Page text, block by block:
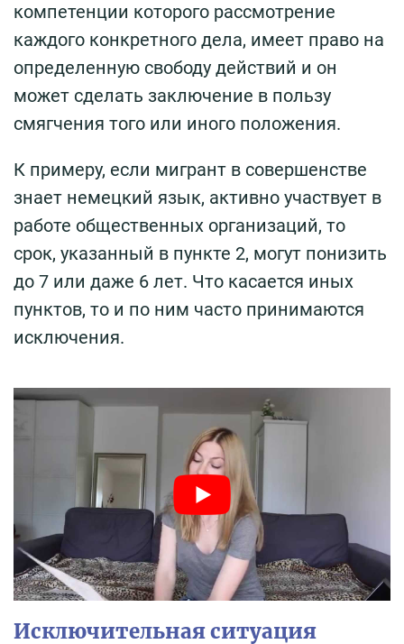
компетенции которого рассмотрение
каждого конкретного дела, имеет право на
определенную свободу действий и он
может сделать заключение в пользу
смягчения того или иного положения.
К примеру, если мигрант в совершенстве
знает немецкий язык, активно участвует в
работе общественных организаций, то
срок, указанный в пункте 2, могут понизить
до 7 или даже 6 лет. Что касается иных
пунктов, то и по ним часто принимаются
исключения.
Исключительная ситуация